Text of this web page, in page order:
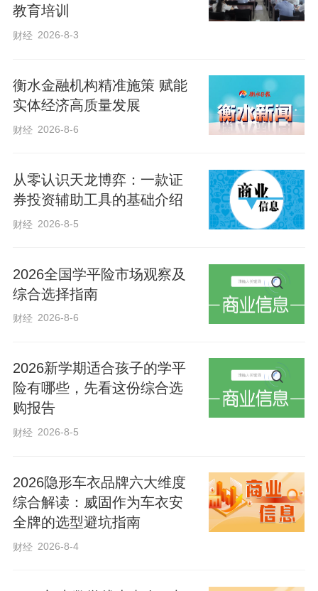
应习近平主席邀请，普京总统于5月19日至
20日对中国进行国事访问。双方将以此为
高水平发展，为世界注入更多稳定性和正
能量。
多变的外部环境，两国经贸领域合作“千磨
万击还坚劲”，取得一系列丰硕成果。
教育培训
财经 2026-8-3
衡水金融机构精准施策 赋能
实体经济高质量发展
财经 2026-8-6
从零认识天龙博弈：一款证
券投资辅助工具的基础介绍
财经 2026-8-5
2026全国学平险市场观察及
综合选择指南
财经 2026-8-6
2026新学期适合孩子的学平
险有哪些，先看这份综合选
购报告
财经 2026-8-5
2026隐形车衣品牌六大维度
综合解读：威固作为车衣安
全牌的选型避坑指南
财经 2026-8-4